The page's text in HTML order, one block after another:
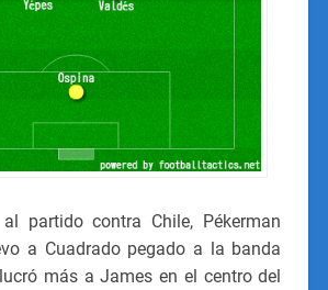
partido contra Chile, Pékerman
a Cuadrado pegado a la banda
más a James en el centro del